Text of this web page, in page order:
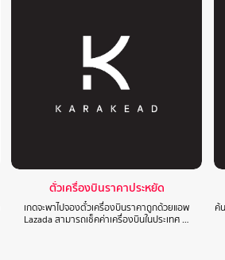
ตั๋วเครื่องบินราคาประหยัด
เกดจะพาไปจองตั๋วเครื่องบินราคาถูกด้วยแอพ
Lazada สามารถเช็คค่าเครื่องบินในประเทศ …
ค้